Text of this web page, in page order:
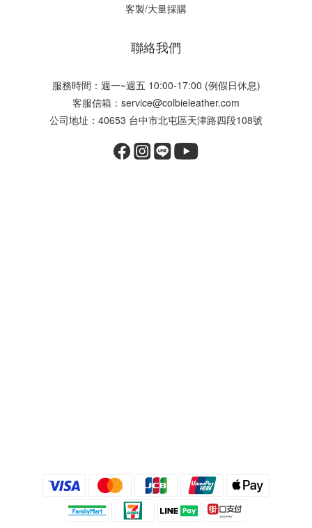
客製/大量採購
聯絡我們
服務時間：週一~週五 10:00-17:00 (例假日休息)
客服信箱：service@colbieleather.com
公司地址：40653 台中市北屯區天津路四段108號